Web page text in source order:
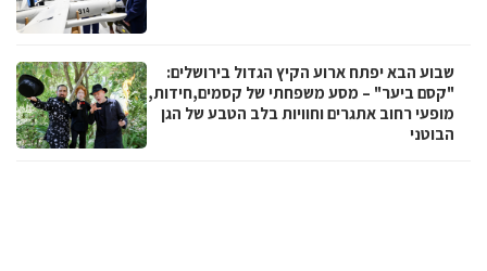
שבוע הבא יפתח ארוע הקיץ הגדול בירושלים:
"קסם ביער" – מסע משפחתי של קסמים,חידות,
מופעי רחוב אתגרים וחוויות בלב הטבע של הגן
הבוטני